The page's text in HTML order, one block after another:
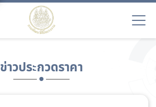
ข่าวประกวดราคา